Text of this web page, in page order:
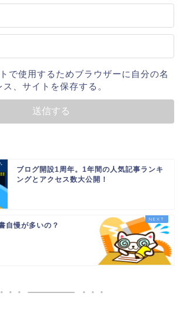
で使用するためブラウザーに自分の名
、サイトを保存する。
ブログ開設1周年。1年間の人気記事ランキ
ングとアクセス数大公開！
自慢が多いの？